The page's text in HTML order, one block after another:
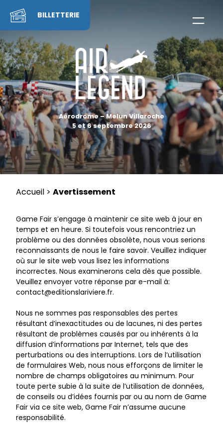
content
Aérodrome – Melun Villaroche
5 et 6 septembre 2026
BILLETTERIE
Accueil > Avertissement
Game Fair s’engage à maintenir ce site web à jour en
temps et en heure. Si toutefois vous rencontriez un
problème ou des données obsolète, nous vous serions
reconnaissants de nous le faire savoir. Veuillez indiquer
où sur le site web vous lisez les informations
incorrectes. Nous examinerons cela dès que possible.
Veuillez envoyer votre réponse par e-mail à:
rf.ereiviralsnoitide@tcatnoc.
Nous ne sommes pas responsables des pertes
résultant d’inexactitudes ou de lacunes, ni des pertes
résultant de problèmes causés par ou inhérents à la
diffusion d’informations par Internet, tels que des
perturbations ou des interruptions. Lors de l’utilisation
de formulaires Web, nous nous efforçons de limiter le
nombre de champs obligatoires au minimum. Pour
toute perte subie à la suite de l’utilisation de données,
de conseils ou d’idées fournis par ou au nom de Game
Fair via ce site web, Game Fair n’assume aucune
responsabilité.